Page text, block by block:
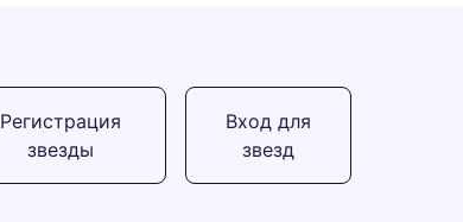
Регистрация
звезды
Вход для
звезд